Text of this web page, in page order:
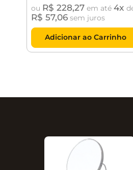
ou R$ 228,27 em até 4
R$ 57,06 sem juros
Adicionar ao Carrinho